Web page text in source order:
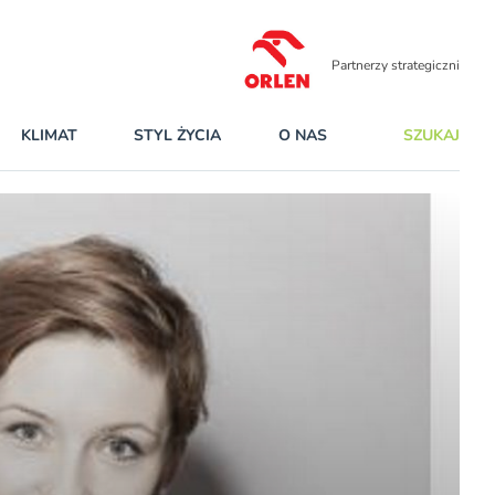
Partnerzy strategiczni
KLIMAT STYL ŻYCIA O NAS SZUKAJ